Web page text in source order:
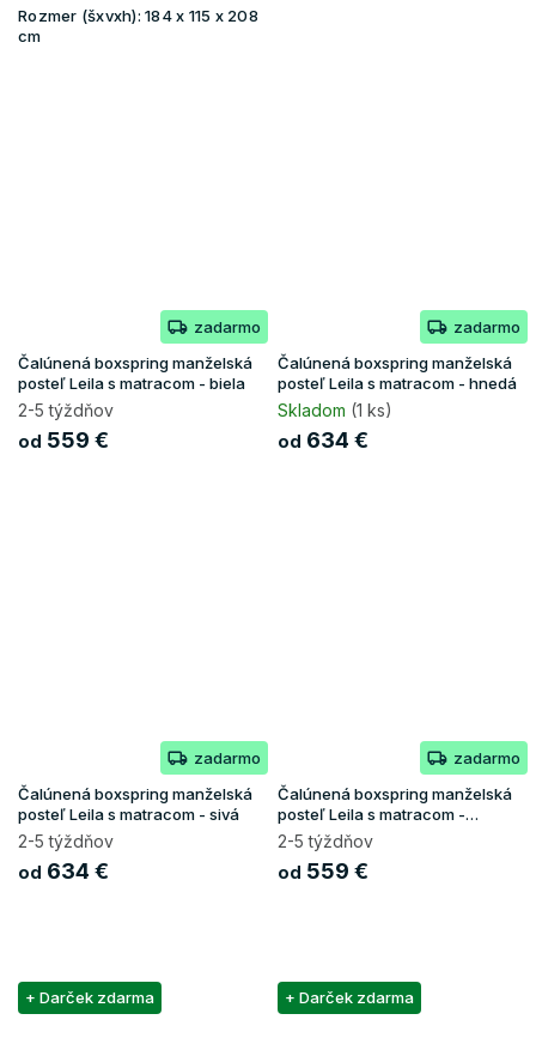
Rozmer (šxvxh): 184 x 115 x 208
cm
zadarmo
Čalúnená boxspring manželská
posteľ Leila s matracom - biela
2-5 týždňov
od 559 €
zadarmo
Čalúnená boxspring manželská
posteľ Leila s matracom - hnedá
Skladom (1 ks)
od 634 €
zadarmo
Čalúnená boxspring manželská
posteľ Leila s matracom - sivá
2-5 týždňov
od 634 €
zadarmo
Čalúnená boxspring manželská
posteľ Leila s matracom -
tmavomodrá
2-5 týždňov
od 559 €
+ Darček zdarma + Darček zdarma